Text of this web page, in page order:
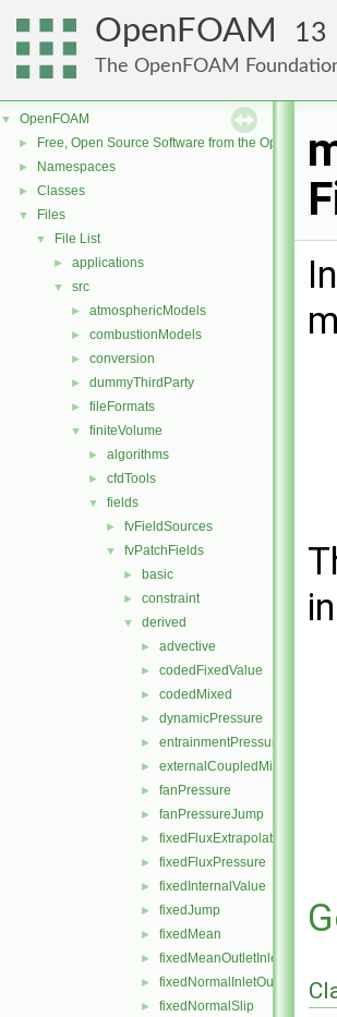
OpenFOAM 13
The OpenFOAM
▼ OpenFOAM
► Free, Open Source Software from the OpenFOAM
► Namespaces
► Classes
▼ Files
▼ File List
► applications
▼ src
► atmosphericModels
► combustionModels
► conversion
► dummyThirdParty
► fileFormats
▼ finiteVolume
► algorithms
► cfdTools
▼ fields
► fvFieldSources
▼ fvPatchFields
► basic
► constraint
▼ derived
► advective
► codedFixedValue
► codedMixed
► dynamicPressure
► entrainmentPressure
► externalCoupledMixed
► fanPressure
► fanPressureJump
► fixedFluxExtrapolatedPressure
► fixedFluxPressure
► fixedInternalValue
► fixedJump
► fixedMean
► fixedMeanOutletInlet
► fixedNormalInletOutletVelocity
► fixedNormalSlip